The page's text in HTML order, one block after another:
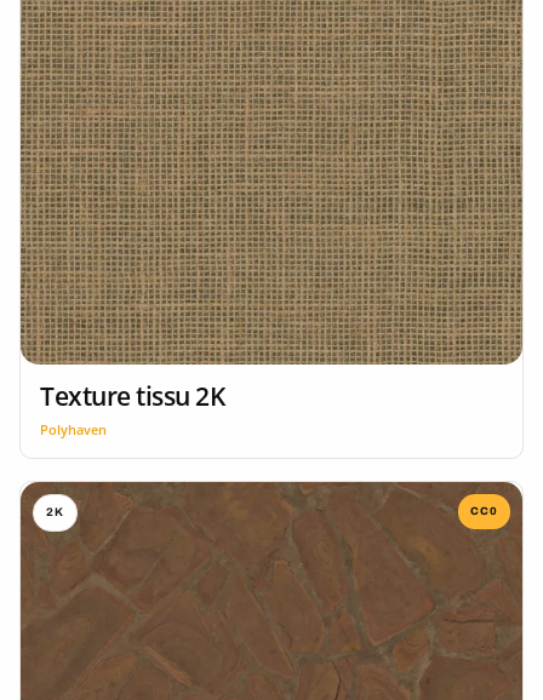
Texture tissu 2K
Polyhaven
2K CC0